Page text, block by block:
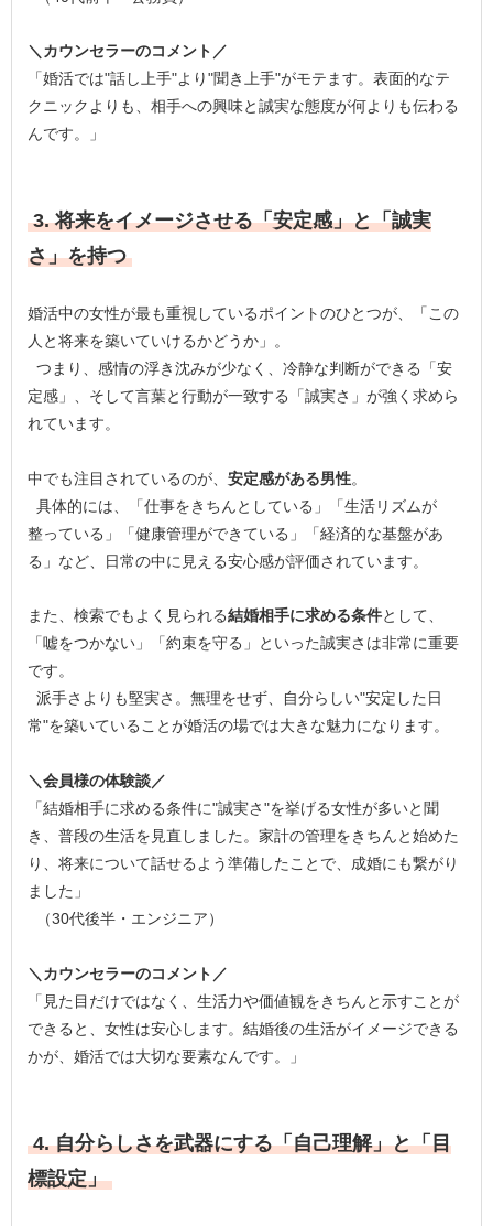
＼カウンセラーのコメント／
「婚活では"話し上手"より"聞き上手"がモテます。表面的なテ
クニックよりも、相手への興味と誠実な態度が何よりも伝わる
んです。」
3. 将来をイメージさせる「安定感」と「誠実
さ」を持つ
婚活中の女性が最も重視しているポイントのひとつが、「この
人と将来を築いていけるかどうか」。
つまり、感情の浮き沈みが少なく、冷静な判断ができる「安
定感」、そして言葉と行動が一致する「誠実さ」が強く求めら
れています。
中でも注目されているのが、安定感がある男性。
具体的には、「仕事をきちんとしている」「生活リズムが
整っている」「健康管理ができている」「経済的な基盤があ
る」など、日常の中に見える安心感が評価されています。
また、検索でもよく見られる結婚相手に求める条件として、
「嘘をつかない」「約束を守る」といった誠実さは非常に重要
です。
派手さよりも堅実さ。無理をせず、自分らしい"安定した日
常"を築いていることが婚活の場では大きな魅力になります。
＼会員様の体験談／
「結婚相手に求める条件に"誠実さ"を挙げる女性が多いと聞
き、普段の生活を見直しました。家計の管理をきちんと始めた
り、将来について話せるよう準備したことで、成婚にも繋がり
ました」
（30代後半・エンジニア）
＼カウンセラーのコメント／
「見た目だけではなく、生活力や価値観をきちんと示すことが
できると、女性は安心します。結婚後の生活がイメージできる
かが、婚活では大切な要素なんです。」
4. 自分らしさを武器にする「自己理解」と「目
標設定」